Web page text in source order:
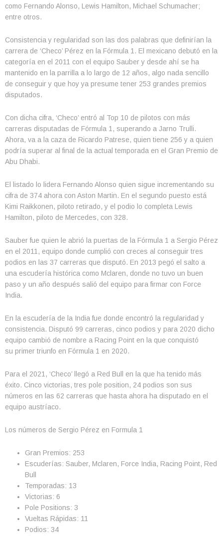
como Fernando Alonso, Lewis Hamilton, Michael Schumacher;
entre otros.
Consistencia y regularidad son las dos palabras que definirían la
carrera de ‘Checo’ Pérez en la Fórmula 1. El mexicano debutó en la
categoría en el 2011 con el equipo Sauber y desde ahí se ha
mantenido en la parrilla a lo largo de 12 años, algo nada sencillo
de conseguir y que hoy ya presume tener 253 grandes premios
disputados.
Con dicha cifra, ‘Checo’ entró al Top 10 de pilotos con más
carreras disputadas de Fórmula 1, superando a Jarno Trulli.
Ahora, va a la caza de Ricardo Patrese, quien tiene 256 y a quien
podría superar al final de la actual temporada en el Gran Premio de
Abu Dhabi.
El listado lo lidera Fernando Alonso quien sigue incrementando su
cifra de 374 ahora con Aston Martin. En el segundo puesto está
Kimi Raikkonen, piloto retirado, y el podio lo completa Lewis
Hamilton, piloto de Mercedes, con 328.
Sauber fue quien le abrió la puertas de la Fórmula 1 a Sergio Pérez
en el 2011, equipo donde cumplió con creces al conseguir tres
podios en las 37 carreras que disputó. En 2013 pegó el salto a
una escudería histórica como Mclaren, donde no tuvo un buen
paso y un año después salió del equipo para firmar con Force
India.
En la escudería de la India fue donde encontró la regularidad y
consistencia. Disputó 99 carreras, cinco podios y para 2020 dicho
equipo cambió de nombre a Racing Point en la que conquistó
su primer triunfo en Fórmula 1 en 2020.
Para el 2021, ‘Checo’ llegó a Red Bull en la que ha tenido más
éxito. Cinco victorias, tres pole position, 24 podios son sus
números en las 62 carreras que hasta ahora ha disputado en el
equipo austríaco.
Los números de Sergio Pérez en Formula 1
Gran Premios: 253
Escuderías: Sauber, Mclaren, Force India, Racing Point, Red
Bull
Temporadas: 13
Victorias: 6
Pole Positions: 3
Vueltas Rápidas: 11
Podios: 34